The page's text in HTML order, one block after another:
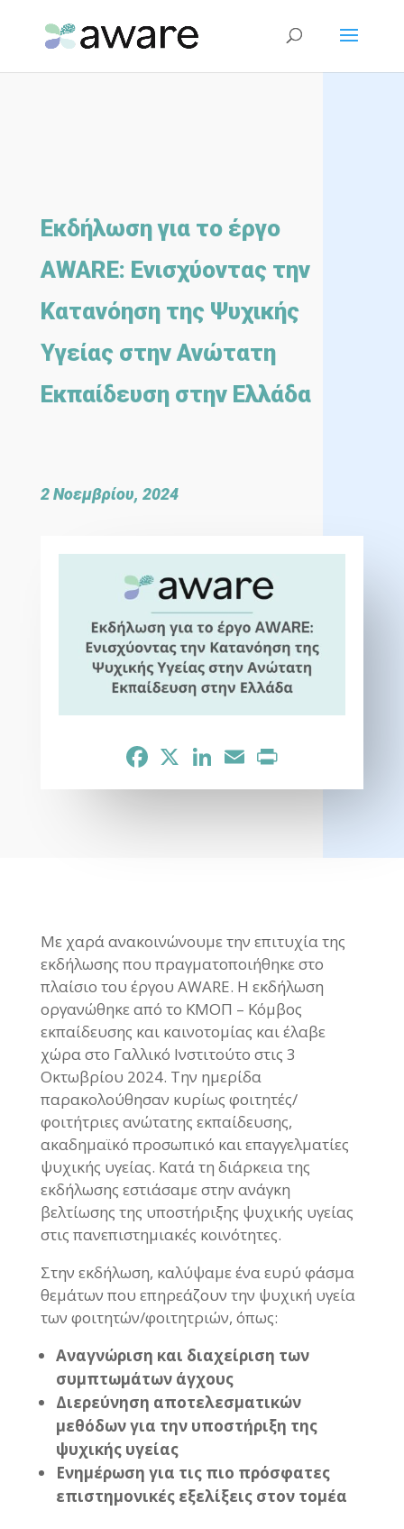
Εκδήλωση για το έργο
AWARE: Ενισχύοντας την
Κατανόηση της Ψυχικής
Υγείας στην Ανώτατη
Εκπαίδευση στην Ελλάδα
2 Νοεμβρίου, 2024
Facebook LinkedInEmail
Με χαρά ανακοινώνουμε την επιτυχία της
εκδήλωσης που πραγματοποιήθηκε στο
πλαίσιο του έργου AWARE. Η εκδήλωση
οργανώθηκε από το ΚΜΟΠ – Κόμβος
εκπαίδευσης και καινοτομίας και έλαβε
χώρα στο Γαλλικό Ινστιτούτο στις 3
Οκτωβρίου 2024. Την ημερίδα
παρακολούθησαν κυρίως φοιτητές/
φοιτήτριες ανώτατης εκπαίδευσης,
ακαδημαϊκό προσωπικό και επαγγελματίες
ψυχικής υγείας. Κατά τη διάρκεια της
εκδήλωσης εστιάσαμε στην ανάγκη
βελτίωσης της υποστήριξης ψυχικής υγείας
στις πανεπιστημιακές κοινότητες.
Στην εκδήλωση, καλύψαμε ένα ευρύ φάσμα
θεμάτων που επηρεάζουν την ψυχική υγεία
των φοιτητών/φοιτητριών, όπως:
Αναγνώριση και διαχείριση των
συμπτωμάτων άγχους
Διερεύνηση αποτελεσματικών
μεθόδων για την υποστήριξη της
ψυχικής υγείας
Ενημέρωση για τις πιο πρόσφατες
επιστημονικές εξελίξεις στον τομέα